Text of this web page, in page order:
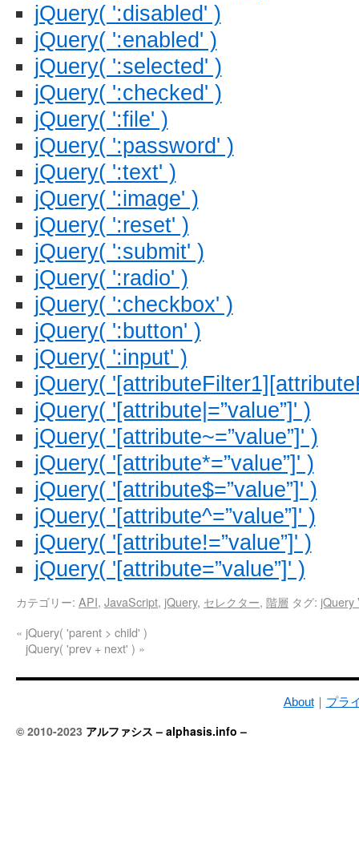
jQuery( ':disabled' )
jQuery( ':enabled' )
jQuery( ':selected' )
jQuery( ':checked' )
jQuery( ':file' )
jQuery( ':password' )
jQuery( ':text' )
jQuery( ':image' )
jQuery( ':reset' )
jQuery( ':submit' )
jQuery( ':radio' )
jQuery( ':checkbox' )
jQuery( ':button' )
jQuery( ':input' )
jQuery(
jQuery( '[attribute|=”value”]' )
jQuery( '[attribute~=”value”]' )
jQuery( '[attribute*=”value”]' )
jQuery( '[attribute$=”value”]' )
jQuery( '[attribute^=”value”]' )
jQuery( '[attribute!=”value”]' )
jQuery( '[attribute=”value”]' )
カテゴリー: API, JavaScript, jQuery, セレクター, 階層 タグ: jQuery
« jQuery( 'parent > child' )
jQuery( 'prev + next' ) »
About｜ プラ
© 2010-2023 アルファシス – alphasis.info –